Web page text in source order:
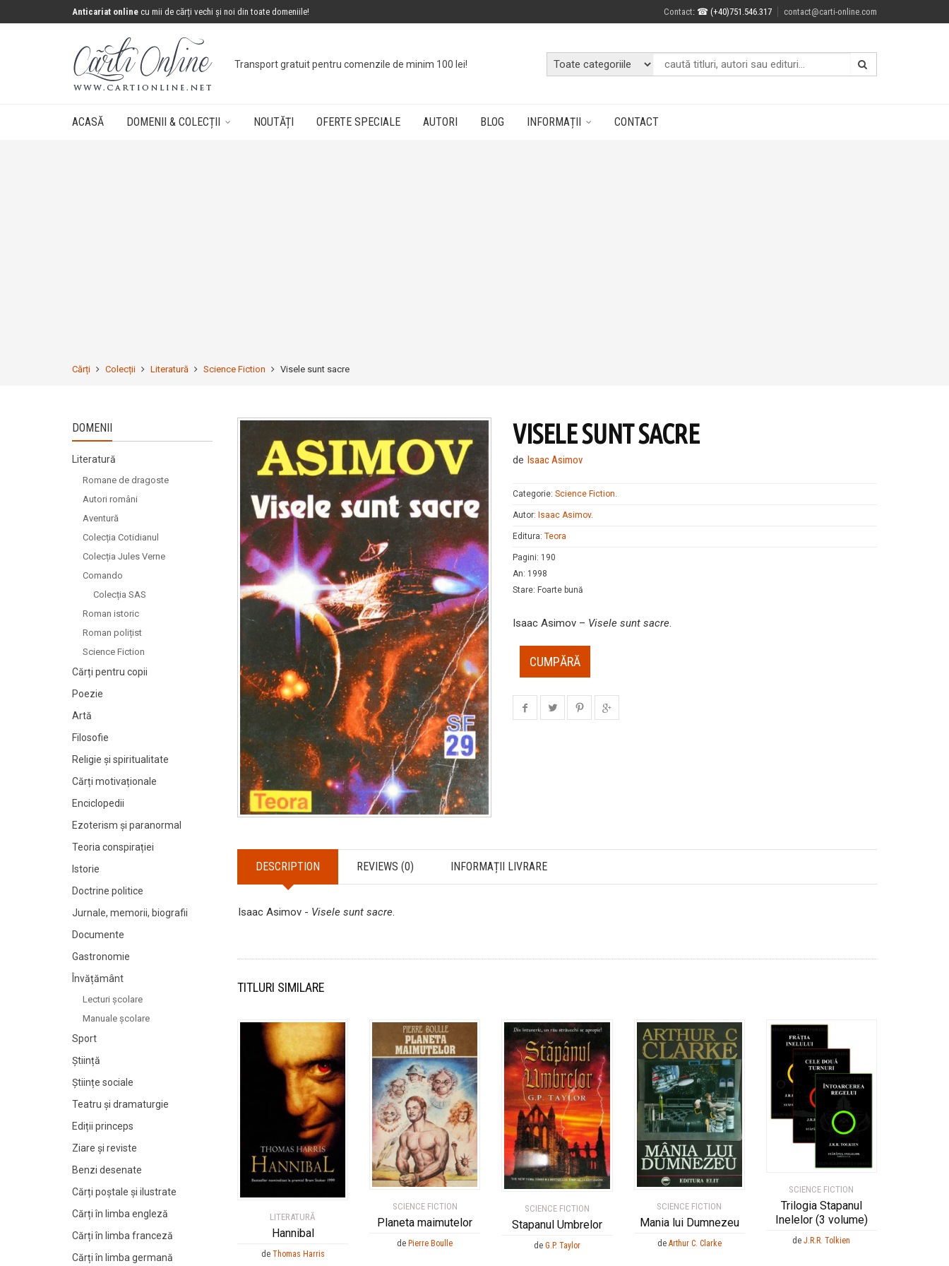
Anticariat online cu mii de cărți vechi și noi din toate domeniile! Contact: ☎ (+40)751.546.317 contact@carti-online.com
Transport gratuit pentru comenzile de minim 100 lei!
ACASĂ DOMENII & COLECȚII NOUTĂȚI OFERTE SPECIALE AUTORI BLOG INFORMAȚII CONTACT
Cărți Colecții Literatură Science Fiction Visele sunt sacre
VISELE SUNT SACRE
de Isaac Asimov
Categorie: Science Fiction.
Autor: Isaac Asimov.
Editura: Teora
Pagini: 190
An: 1998
Stare: Foarte bună
Isaac Asimov – Visele sunt sacre.
CUMPĂRĂ
DESCRIPTION REVIEWS (0) INFORMAȚII LIVRARE
Isaac Asimov - Visele sunt sacre.
TITLURI SIMILARE
LITERATURĂ
Hannibal
de Thomas Harris
SCIENCE FICTION
Planeta maimutelor
de Pierre Boulle
SCIENCE FICTION
Stapanul Umbrelor
de G.P. Taylor
SCIENCE FICTION
Mania lui Dumnezeu
de Arthur C. Clarke
SCIENCE FICTION
Trilogia Stapanul
Inelelor (3 volume)
deJ.R.R. Tolkien
DOMENII
Literatură
Romane de dragoste
Autori români
Aventură
Colecția Cotidianul
Colecția Jules Verne
Comando
Colecția SAS
Roman istoric
Roman polițist
Science Fiction
Cărți pentru copii
Poezie
Artă
Filosofie
Religie și spiritualitate
Cărți motivaționale
Enciclopedii
Ezoterism și paranormal
Teoria conspirației
Istorie
Doctrine politice
Jurnale, memorii, biografii
Documente
Gastronomie
Învățământ
Lecturi şcolare
Manuale şcolare
Sport
Știință
Științe sociale
Teatru și dramaturgie
Ediții princeps
Ziare şi reviste
Benzi desenate
Cărți poștale și ilustrate
Cărți în limba engleză
Cărți în limba franceză
Cărți în limba germană